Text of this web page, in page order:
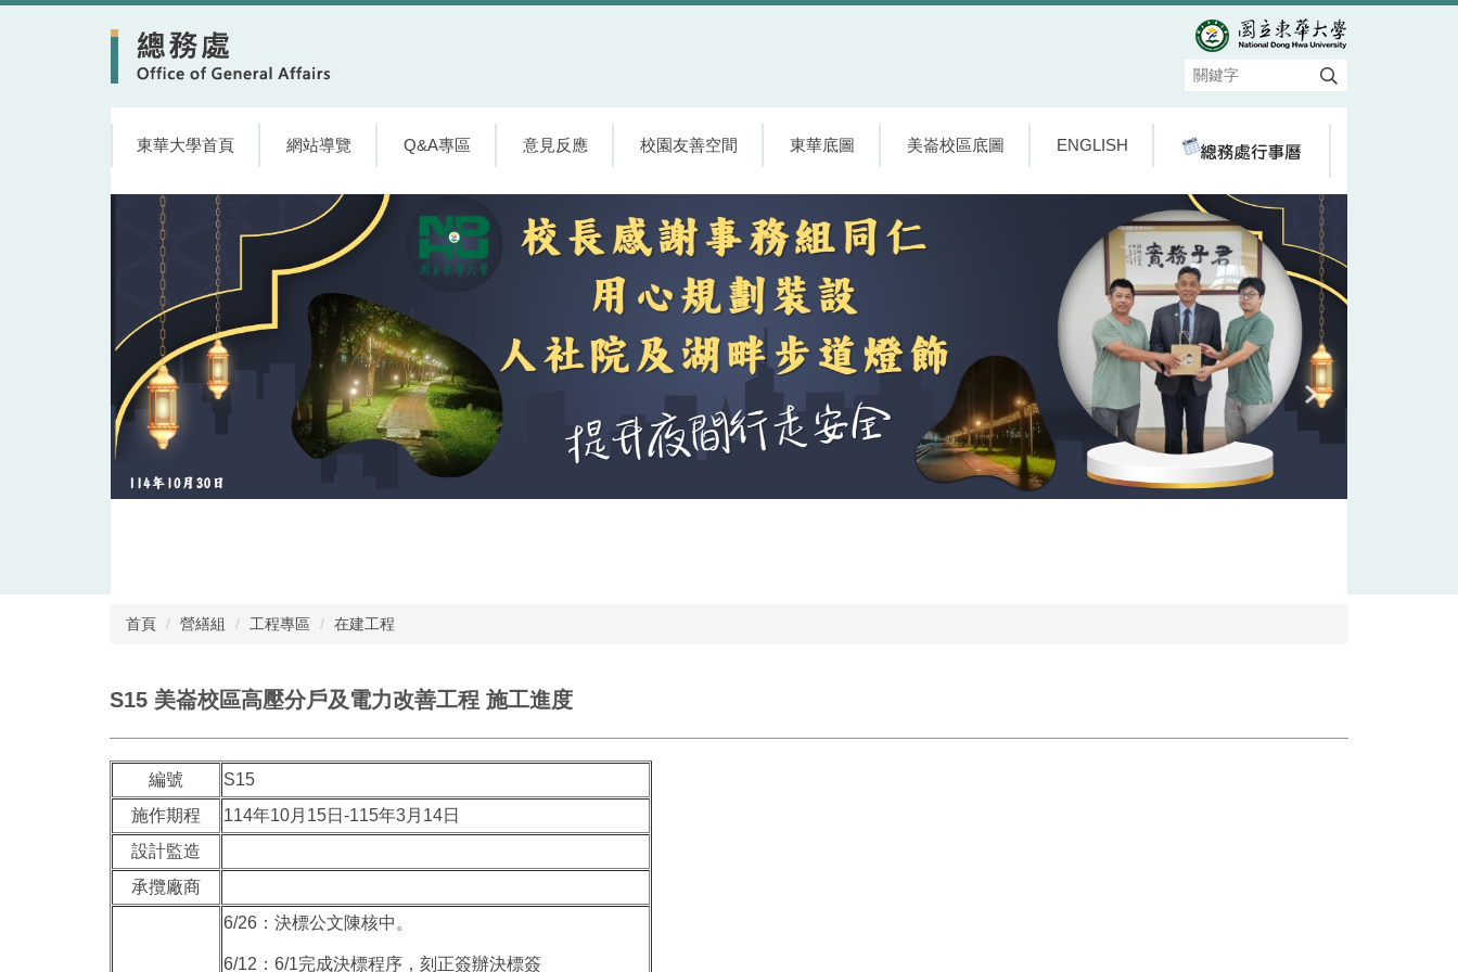
東華大學首頁 網站導覽 Q&A專區 意見反應 校園友善空間 東華底圖 美崙校區底圖 ENGLISH
首頁 營繕組 工程專區 在建工程
S15 美崙校區高壓分戶及電力改善工程 施工進度
編號
S15
施作期程
114年10月15日-115年3月14日
設計監造
承攬廠商
6/26：決標公文陳核中。
6/12：6/1完成決標程序，刻正簽辦決標簽